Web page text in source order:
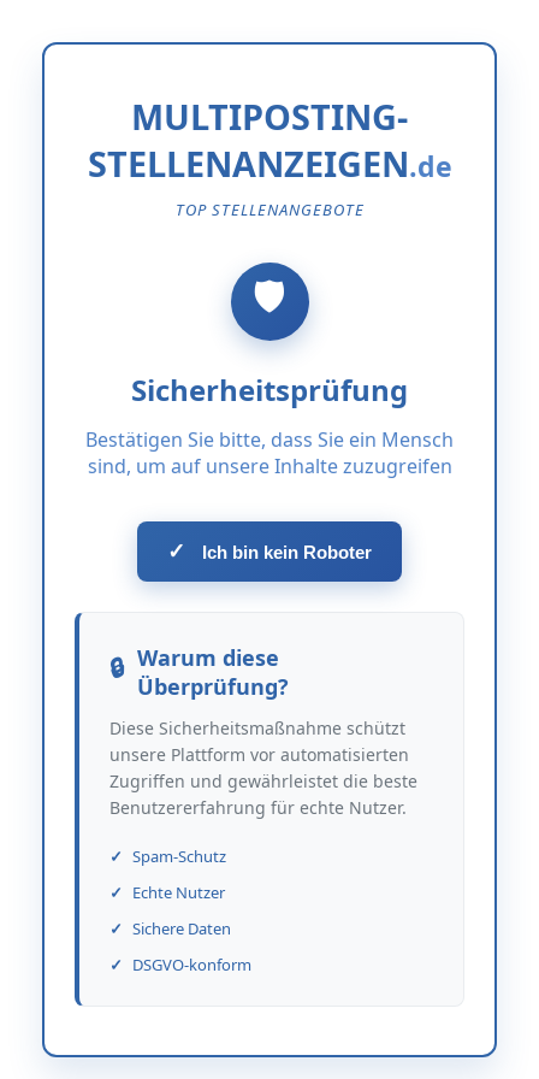
MULTIPOSTING-
STELLENANZEIGEN
TOP STELLENANGEBOTE
Sicherheitsprüfung
Bestätigen Sie bitte, dass Sie ein Mensch
sind, um auf unsere Inhalte zuzugreifen
✓ Ich bin kein Roboter
Warum diese
Überprüfung?
Diese Sicherheitsmaßnahme schützt
unsere Plattform vor automatisierten
Zugriffen und gewährleistet die beste
Benutzererfahrung für echte Nutzer.
Spam-Schutz
Echte Nutzer
Sichere Daten
DSGVO-konform